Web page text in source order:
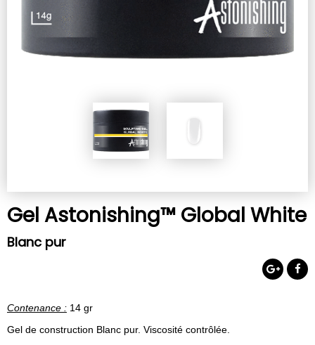
Gel Astonishing™ Global White
Blanc pur
Contenance : 14 gr
Gel de construction Blanc pur. Viscosité contrôlée.